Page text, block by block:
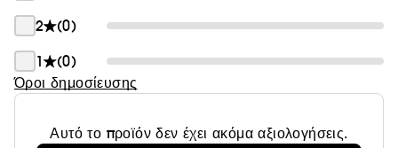
2
(0)
1
(0)
Όροι δημοσίευσης
Αυτό το προϊόν δεν έχει ακόμα αξιολογήσεις.